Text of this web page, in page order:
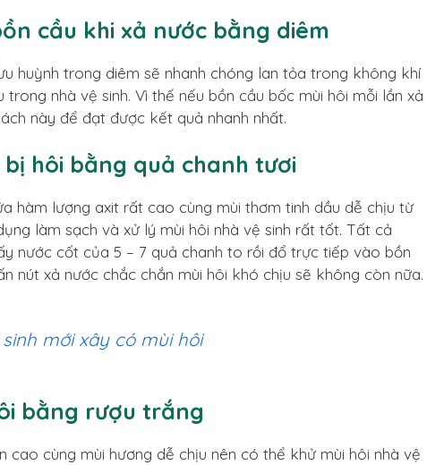
cầu khi xả nước bằng diêm
huỳnh trong diêm sẽ nhanh chóng lan tỏa trong không khí
nhà vệ sinh. Vì thế nếu bồn cầu bốc mùi hôi mỗi lần xả
này để đạt được kết quả nhanh nhất.
bị hôi bằng quả chanh tươi
hàm lượng axit rất cao cùng mùi thơm tinh dầu dễ chịu từ
làm sạch và xử lý mùi hôi nhà vệ sinh rất tốt. Tất cả
nước cốt của 5 – 7 quả chanh to rồi đổ trực tiếp vào bồn
nút xả nước chắc chắn mùi hôi khó chịu sẽ không còn nữa.
mới xây có mùi hôi
bằng rượu trắng
cao cùng mùi hương dễ chịu nên có thể khử mùi hôi nhà vệ